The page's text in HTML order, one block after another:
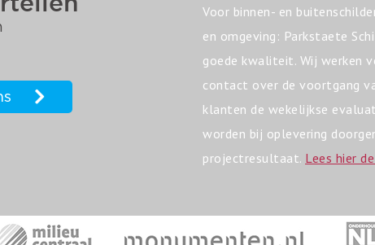
Voor binnen- en
en omgeving: Parkstaete
goede kwaliteit. Wij werken
contact over de voortgang
klanten de wekelijkse
worden bij oplevering
projectresultaat. Lees hier